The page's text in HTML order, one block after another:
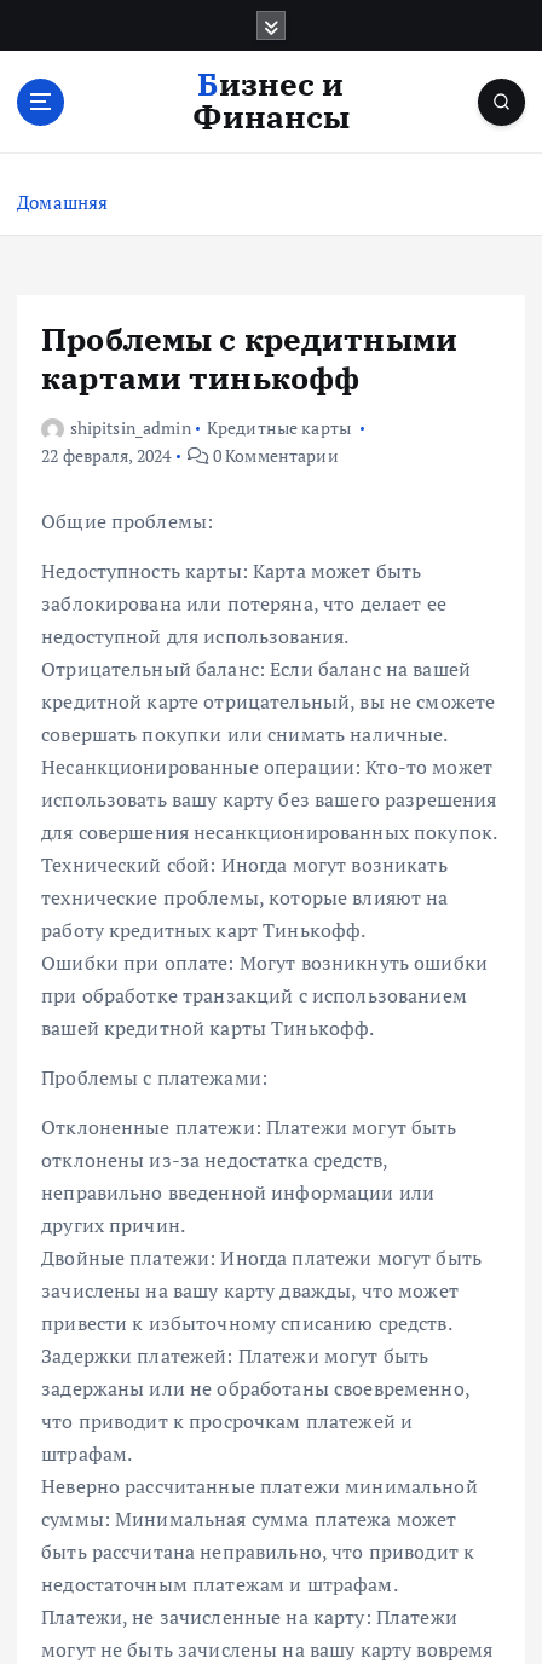
с
Бизнес и
Финансы
Домашняя
Проблемы с кредитными
картами тинькофф
shipitsin_admin
Кредитные карты
22 февраля, 2024
0 Комментарии
Общие проблемы:
Недоступность карты: Карта может быть
заблокирована или потеряна, что делает ее
недоступной для использования.
Отрицательный баланс: Если баланс на вашей
кредитной карте отрицательный, вы не сможете
совершать покупки или снимать наличные.
Несанкционированные операции: Кто-то может
использовать вашу карту без вашего разрешения
для совершения несанкционированных покупок.
Технический сбой: Иногда могут возникать
технические проблемы, которые влияют на
работу кредитных карт Тинькофф.
Ошибки при оплате: Могут возникнуть ошибки
при обработке транзакций с использованием
вашей кредитной карты Тинькофф.
Проблемы с платежами:
Отклоненные платежи: Платежи могут быть
отклонены из-за недостатка средств,
неправильно введенной информации или
других причин.
Двойные платежи: Иногда платежи могут быть
зачислены на вашу карту дважды, что может
привести к избыточному списанию средств.
Задержки платежей: Платежи могут быть
задержаны или не обработаны своевременно,
что приводит к просрочкам платежей и
штрафам.
Неверно рассчитанные платежи минимальной
суммы: Минимальная сумма платежа может
быть рассчитана неправильно, что приводит к
недостаточным платежам и штрафам.
Платежи, не зачисленные на карту: Платежи
могут не быть зачислены на вашу карту вовремя